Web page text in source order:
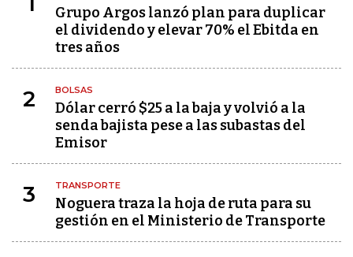
Grupo Argos lanzó plan para duplicar
el dividendo y elevar 70% el Ebitda en
tres años
2 BOLSAS
Dólar cerró $25 a la baja y volvió a la
senda bajista pese a las subastas del
Emisor
3 TRANSPORTE
Noguera traza la hoja de ruta para su
gestión en el Ministerio de Transporte